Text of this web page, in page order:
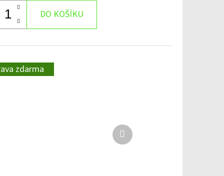
DO KOŠÍKU
zdarma
Další
produkt